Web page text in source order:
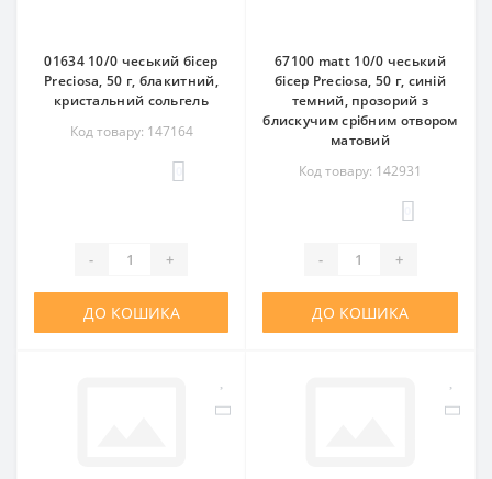
01634 10/0 чеський бісер
Preciosa, 50 г, блакитний,
кристальний сольгель
Код товару: 147164
- +
ДО КОШИКА
67100 matt 10/0 чеський
бісер Preciosa, 50 г, синій
темний, прозорий з
блискучим срібним отвором
матовий
Код товару: 142931
- +
ДО КОШИКА